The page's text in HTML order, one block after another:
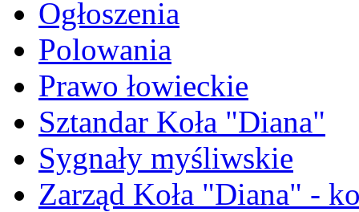
Ogłoszenia
Polowania
Prawo łowieckie
Sztandar Koła "Diana"
Sygnały myśliwskie
Zarząd Koła "Diana" -